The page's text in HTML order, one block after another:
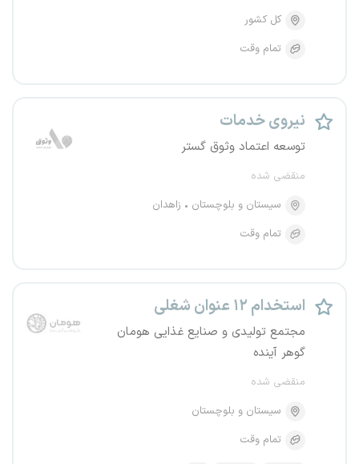
کل کشور
تمام وقت
نیروی خدمات
توسعه اعتماد وثوق گستر
منقضی شده
سیستان و بلوچستان
زاهدان
تمام وقت
استخدام ۱۲ عنوان شغلی
مجتمع تولیدی و صنایع غذایی هومان
گوهر آینده
منقضی شده
سیستان و بلوچستان
تمام وقت